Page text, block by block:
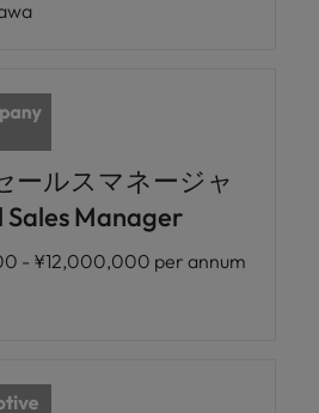
ールスマネージャ
Sales Manager
- ¥12,000,000 per annum